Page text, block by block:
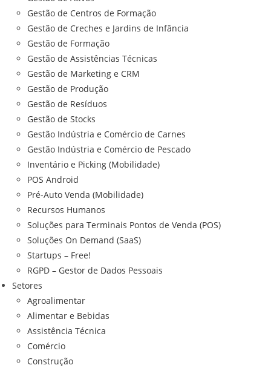
Gestão de Centros de Formação
Gestão de Creches e Jardins de Infância
Gestão de Formação
Gestão de Assistências Técnicas
Gestão de Marketing e CRM
Gestão de Produção
Gestão de Resíduos
Gestão de Stocks
Gestão Indústria e Comércio de Carnes
Gestão Indústria e Comércio de Pescado
Inventário e Picking (Mobilidade)
POS Android
Pré-Auto Venda (Mobilidade)
Recursos Humanos
Soluções para Terminais Pontos de Venda (POS)
Soluções On Demand (SaaS)
Startups – Free!
RGPD – Gestor de Dados Pessoais
Setores
Agroalimentar
Alimentar e Bebidas
Assistência Técnica
Comércio
Construção